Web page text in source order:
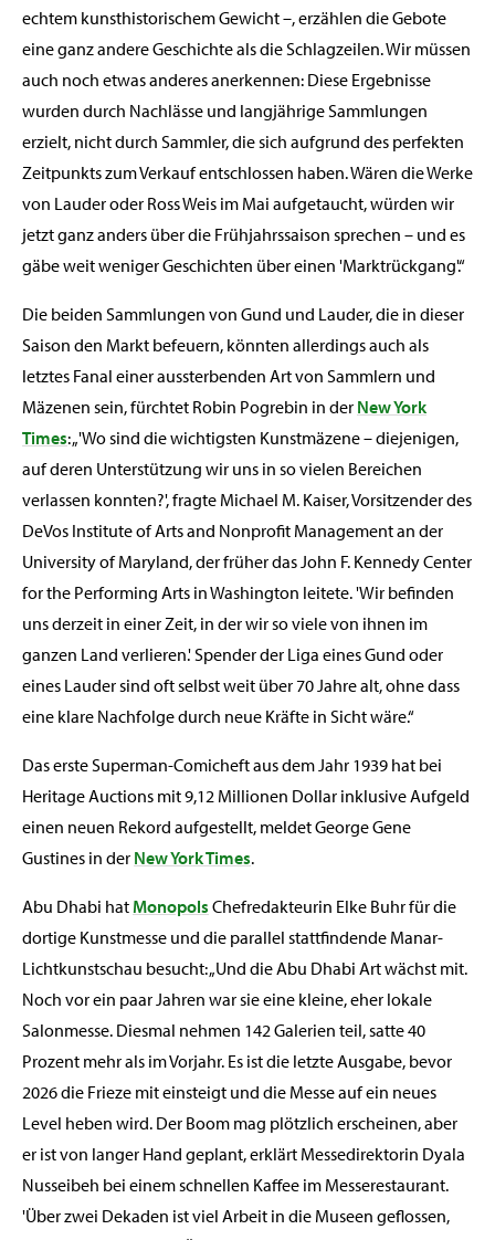
echtem kunsthistorischem Gewicht –, erzählen die Gebote
eine ganz andere Geschichte als die Schlagzeilen. Wir müssen
auch noch etwas anderes anerkennen: Diese Ergebnisse
wurden durch Nachlässe und langjährige Sammlungen
erzielt, nicht durch Sammler, die sich aufgrund des perfekten
Zeitpunkts zum Verkauf entschlossen haben. Wären die Werke
von Lauder oder Ross Weis im Mai aufgetaucht, würden wir
jetzt ganz anders über die Frühjahrssaison sprechen – und es
gäbe weit weniger Geschichten über einen 'Marktrückgang'.“
Die beiden Sammlungen von Gund und Lauder, die in dieser
Saison den Markt befeuern, könnten allerdings auch als
letztes Fanal einer aussterbenden Art von Sammlern und
Mäzenen sein, fürchtet Robin Pogrebin in der New York
Times: „'Wo sind die wichtigsten Kunstmäzene – diejenigen,
auf deren Unterstützung wir uns in so vielen Bereichen
verlassen konnten?', fragte Michael M. Kaiser, Vorsitzender des
DeVos Institute of Arts and Nonprofit Management an der
University of Maryland, der früher das John F. Kennedy Center
for the Performing Arts in Washington leitete. 'Wir befinden
uns derzeit in einer Zeit, in der wir so viele von ihnen im
ganzen Land verlieren.' Spender der Liga eines Gund oder
eines Lauder sind oft selbst weit über 70 Jahre alt, ohne dass
eine klare Nachfolge durch neue Kräfte in Sicht wäre.“
Das erste Superman-Comicheft aus dem Jahr 1939 hat bei
Heritage Auctions mit 9,12 Millionen Dollar inklusive Aufgeld
einen neuen Rekord aufgestellt, meldet George Gene
Gustines in der New York Times.
Abu Dhabi hat Monopols Chefredakteurin Elke Buhr für die
dortige Kunstmesse und die parallel stattfindende Manar-
Lichtkunstschau besucht: „Und die Abu Dhabi Art wächst mit.
Noch vor ein paar Jahren war sie eine kleine, eher lokale
Salonmesse. Diesmal nehmen 142 Galerien teil, satte 40
Prozent mehr als im Vorjahr. Es ist die letzte Ausgabe, bevor
2026 die Frieze mit einsteigt und die Messe auf ein neues
Level heben wird. Der Boom mag plötzlich erscheinen, aber
er ist von langer Hand geplant, erklärt Messedirektorin Dyala
Nusseibeh bei einem schnellen Kaffee im Messerestaurant.
'Über zwei Dekaden ist viel Arbeit in die Museen geflossen,